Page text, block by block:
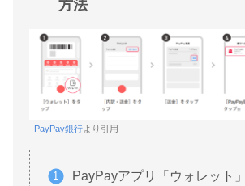
方法
PayPay銀行より引用
PayPayアプリ「ウォレット